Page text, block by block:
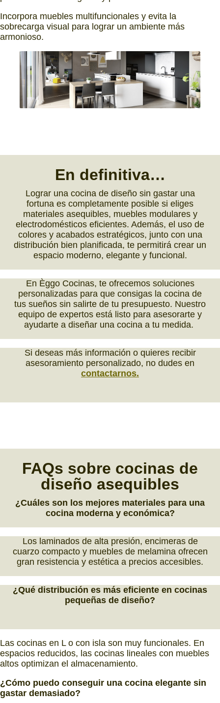
Incorpora muebles multifuncionales y evita la
sobrecarga visual para lograr un ambiente más
armonioso.
En definitiva…
Lograr una cocina de diseño sin gastar una
fortuna es completamente posible si eliges
materiales asequibles, muebles modulares y
electrodomésticos eficientes. Además, el uso de
colores y acabados estratégicos, junto con una
distribución bien planificada, te permitirá crear un
espacio moderno, elegante y funcional.
En Èggo Cocinas, te ofrecemos soluciones
personalizadas para que consigas la cocina de
tus sueños sin salirte de tu presupuesto. Nuestro
equipo de expertos está listo para asesorarte y
ayudarte a diseñar una cocina a tu medida.
Si deseas más información o quieres recibir
asesoramiento personalizado, no dudes en
contactarnos.
FAQs sobre cocinas de
diseño asequibles
¿Cuáles son los mejores materiales para una
cocina moderna y económica?
Los laminados de alta presión, encimeras de
cuarzo compacto y muebles de melamina ofrecen
gran resistencia y estética a precios accesibles.
¿Qué distribución es más eficiente en cocinas
pequeñas de diseño?
Las cocinas en L o con isla son muy funcionales. En
espacios reducidos, las cocinas lineales con muebles
altos optimizan el almacenamiento.
¿Cómo puedo conseguir una cocina elegante sin
gastar demasiado?